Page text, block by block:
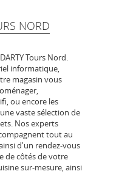
NORD
Tours Nord.
informatique,
magasin vous
ou encore les
vaste sélection de
Nos experts
tout au
d'un rendez-vous
de côtés de votre
sur-mesure, ainsi